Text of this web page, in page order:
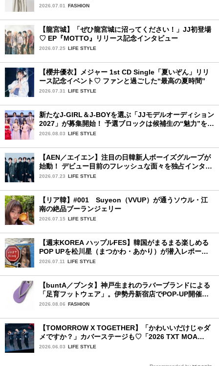
2026.07.01 FASHION
【龍宮城】「ぜひ龍宮城に沼ってください！」JJ初登場
♡ EP『MOTTO』リリース記念インタビュー
2026.07.25 LIFE STYLE
【櫻井優衣】メジャー 1st CD Single「夏いぞん」リリ
ース記念イベント♡ ファンと過ごした“最高の夏時間”
2026.07.31 LIFE STYLE
新たなJ-GIRL＆J-BOYを選ぶ「JJモデルオーディション
2027」が募集開始！ 予選ブロックは候補生の“魅力”を重
視した「新システム」に変わります
2026.08.03 LIFE STYLE
【AEN／エイエン】注目の日韓新人ボーイズグループが
始動！ デビュー目前のフレッシュな面々を独占インタビ
ュー。7人の魅力に迫ります♪
2026.07.23 LIFE STYLE
【リア韓】#001 Suyeon（VVUP）が通うソウル・江
南の絶品ブーランジェリー
2026.07.15 LIFE STYLE
【週末KOREA ハップルFES】韓国がまるまる楽しめる
POP UPを松川星（まつかわ・あかり）が潜入レポート
♡
2026.07.11 LIFE STYLE
【buntA／ブンタ】神戸生まれのラバーブランドによる
「足育フットウェア」。伊勢丹新宿店でPOP-UP開催
中！
2026.08.06 FASHION
【TOMORROW X TOGETHER】「かわいいだけじゃダ
メですか？」カバーステージも♡「2026 TXT MOA
CON IN JAPAN」千葉公演2日目を詳細レポ【後編】
2026.06.03 LIFE STYLE